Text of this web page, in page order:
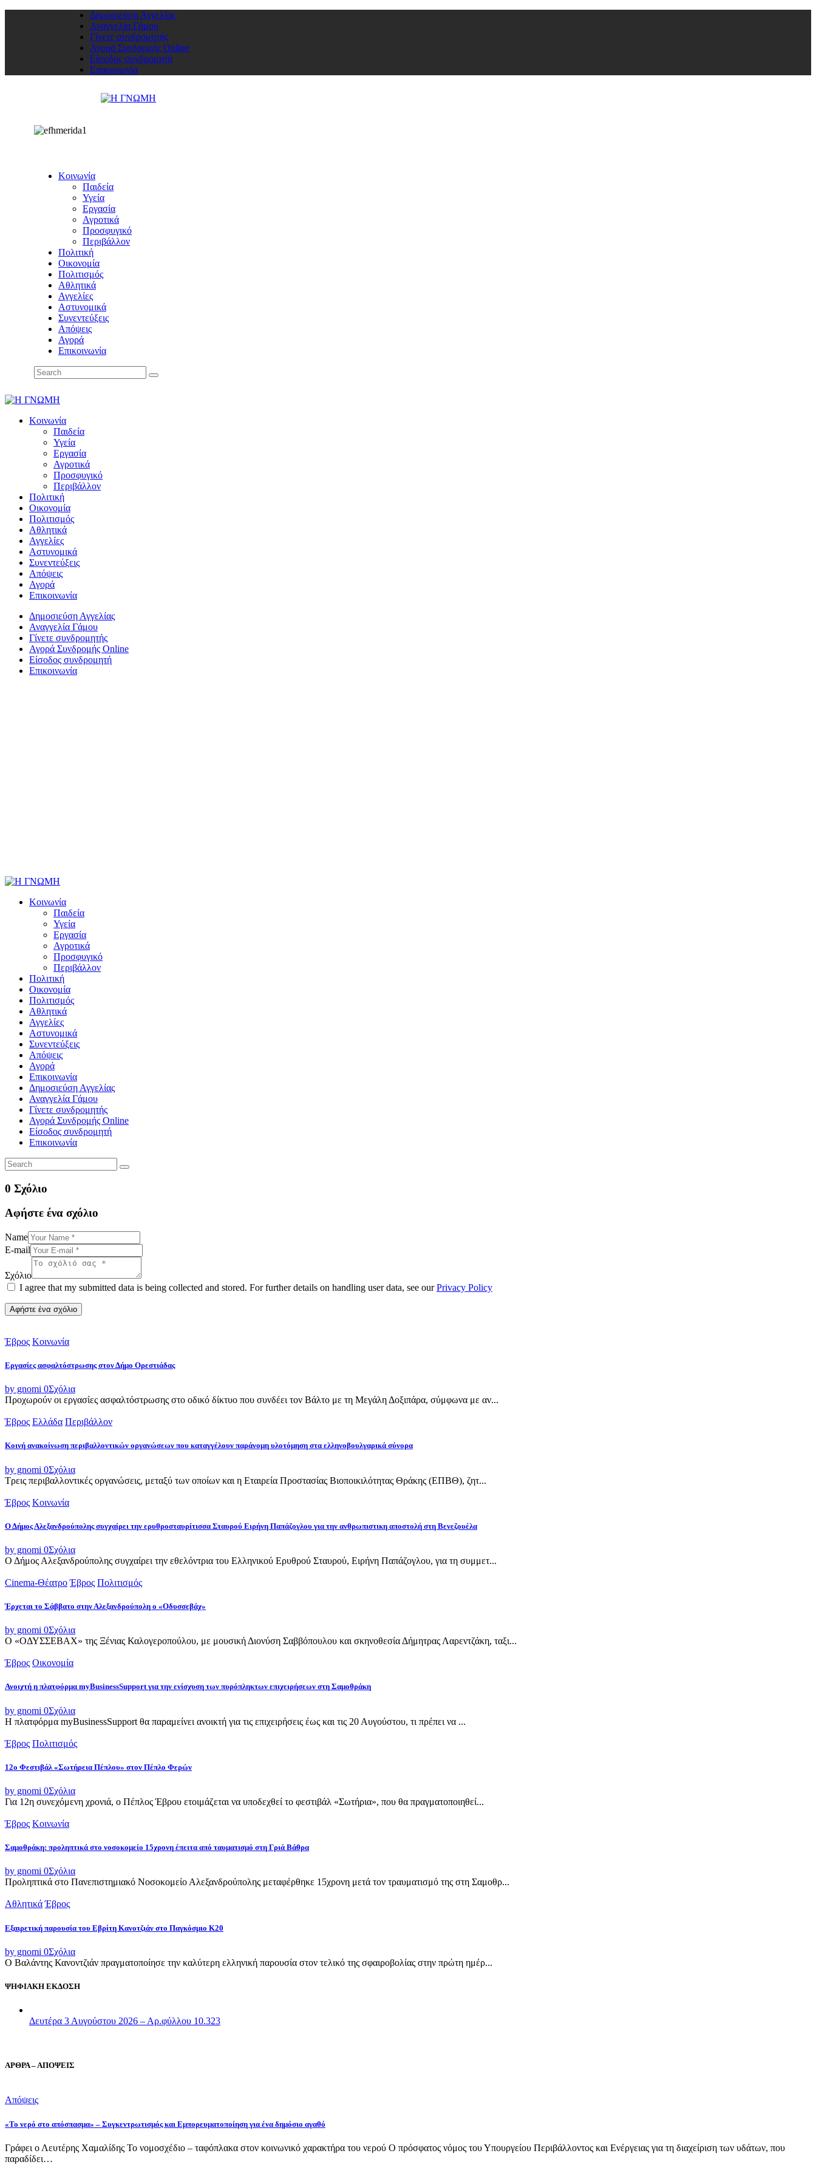
Δημοσιεύση Αγγελίας
Αναγγελία Γάμου
Γίνετε συνδρομητής
Αγορά Συνδρομής Online
Είσοδος συνδρομητή
Επικοινωνία
Κοινωνία
Παιδεία
Υγεία
Εργασία
Αγροτικά
Προσφυγικό
Περιβάλλον
Πολιτική
Οικονομία
Πολιτισμός
Αθλητικά
Αγγελίες
Αστυνομικά
Συνεντεύξεις
Απόψεις
Αγορά
Επικοινωνία
Κοινωνία
Παιδεία
Υγεία
Εργασία
Αγροτικά
Προσφυγικό
Περιβάλλον
Πολιτική
Οικονομία
Πολιτισμός
Αθλητικά
Αγγελίες
Αστυνομικά
Συνεντεύξεις
Απόψεις
Αγορά
Επικοινωνία
Δημοσιεύση Αγγελίας
Αναγγελία Γάμου
Γίνετε συνδρομητής
Αγορά Συνδρομής Online
Είσοδος συνδρομητή
Επικοινωνία
Κοινωνία
Παιδεία
Υγεία
Εργασία
Αγροτικά
Προσφυγικό
Περιβάλλον
Πολιτική
Οικονομία
Πολιτισμός
Αθλητικά
Αγγελίες
Αστυνομικά
Συνεντεύξεις
Απόψεις
Αγορά
Επικοινωνία
Δημοσιεύση Αγγελίας
Αναγγελία Γάμου
Γίνετε συνδρομητής
Αγορά Συνδρομής Online
Είσοδος συνδρομητή
Επικοινωνία
0 Σχόλιο
Αφήστε ένα σχόλιο
Name
E-mail
Σχόλιο
I agree that my submitted data is being collected and stored. For further details on handling user data, see ourPrivacy Policy
Έβρος Κοινωνία
Εργασίες ασφαλτόστρωσης στον Δήμο Ορεστιάδας
by gnomi 0Σχόλια
Προχωρούν οι εργασίες ασφαλτόστρωσης στο οδικό δίκτυο που συνδέει τον Βάλτο με τη Μεγάλη Δοξιπάρα, σύμφωνα με αν...
Έβρος Ελλάδα Περιβάλλον
Κοινή ανακοίνωση περιβαλλοντικών οργανώσεων που καταγγέλουν παράνομη υλοτόμηση στα ελληνοβουλγαρικά σύνορα
by gnomi 0Σχόλια
Τρεις περιβαλλοντικές οργανώσεις, μεταξύ των οποίων και η Εταιρεία Προστασίας Βιοποικιλότητας Θράκης (ΕΠΒΘ), ζητ...
Έβρος Κοινωνία
Ο Δήμος Αλεξανδρούπολης συγχαίρει την ερυθροσταυρίτισσα Σταυρού Ειρήνη Παπάζογλου για την ανθρωπιστικη αποστολή στη Βενεζουέλα
by gnomi 0Σχόλια
Ο Δήμος Αλεξανδρούπολης συγχαίρει την εθελόντρια του Ελληνικού Ερυθρού Σταυρού, Ειρήνη Παπάζογλου, για τη συμμετ...
Cinema-Θέατρο Έβρος Πολιτισμός
Έρχεται το Σάββατο στην Αλεξανδρούπολη ο «Οδυσσεβάχ»
by gnomi 0Σχόλια
Ο «ΟΔΥΣΣΕΒΑΧ» της Ξένιας Καλογεροπούλου, με μουσική Διονύση Σαββόπουλου και σκηνοθεσία Δήμητρας Λαρεντζάκη, ταξι...
Έβρος Οικονομία
Ανοιχτή η πλατφόρμα myBusinessSupport για την ενίσχυση των πυρόπληκτων επιχειρήσεων στη Σαμοθράκη
by gnomi 0Σχόλια
Η πλατφόρμα myBusinessSupport θα παραμείνει ανοικτή για τις επιχειρήσεις έως και τις 20 Αυγούστου, τι πρέπει να ...
Έβρος Πολιτισμός
12ο Φεστιβάλ «Σωτήρεια Πέπλου» στον Πέπλο Φερών
by gnomi 0Σχόλια
Για 12η συνεχόμενη χρονιά, ο Πέπλος Έβρου ετοιμάζεται να υποδεχθεί το φεστιβάλ «Σωτήρια», που θα πραγματοποιηθεί...
Έβρος Κοινωνία
Σαμοθράκη: προληπτικά στο νοσοκομείο 15χρονη έπειτα από ταυματισμό στη Γριά Βάθρα
by gnomi 0Σχόλια
Προληπτικά στο Πανεπιστημιακό Νοσοκομείο Αλεξανδρούπολης μεταφέρθηκε 15χρονη μετά τον τραυματισμό της στη Σαμοθρ...
Αθλητικά Έβρος
Εξαιρετική παρουσία του Εβρίτη Κανοτζιάν στο Παγκόσμιο Κ20
by gnomi 0Σχόλια
Ο Βαλάντης Κανοντζιάν πραγματοποίησε την καλύτερη ελληνική παρουσία στον τελικό της σφαιροβολίας στην πρώτη ημέρ...
ΨΗΦΙΑΚΗ ΕΚΔΟΣΗ
Δευτέρα 3 Αυγούστου 2026 – Αρ.φύλλου 10.323
ΑΡΘΡΑ – ΑΠΟΨΕΙΣ
Απόψεις
«Το νερό στο απόσπασμα» – Συγκεντρωτισμός και Εμπορευματοποίηση για ένα δημόσιο αγαθό
Γράφει ο Λευτέρης Χαμαλίδης Το νομοσχέδιο – ταφόπλακα στον κοινωνικό χαρακτήρα του νερού Ο πρόσφατος νόμος του Υπουργείου Περιβάλλοντος και Ενέργειας για τη διαχείριση των υδάτων, που
παραδίδει…